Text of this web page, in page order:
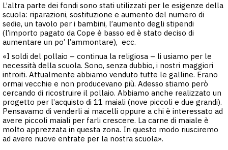
L’altra parte dei fondi sono stati utilizzati per le esigenze della
scuola: riparazioni, sostituzione e aumento del numero di
sedie, un tavolo per i bambini, l’aumento degli stipendi
(l’importo pagato da Cope è basso ed è stato deciso di
aumentare un po’ l’ammontare), ecc.
«I soldi del pollaio – continua la religiosa – li usiamo per le
necessità della scuola. Sono, senza dubbio, i nostri maggiori
introiti. Attualmente abbiamo venduto tutte le galline. Erano
ormai vecchie e non producevano più. Adesso stiamo però
cercando di ricostruire il pollaio. Abbiamo anche realizzato un
progetto per l’acquisto di 11 maiali (nove piccoli e due grandi).
Pensavamo di venderli ai macelli oppure a chi è interessato ad
avere piccoli maiali per farli crescere. La carne di maiale è
molto apprezzata in questa zona. In questo modo riusciremo
ad avere nuove entrate per la nostra scuola».